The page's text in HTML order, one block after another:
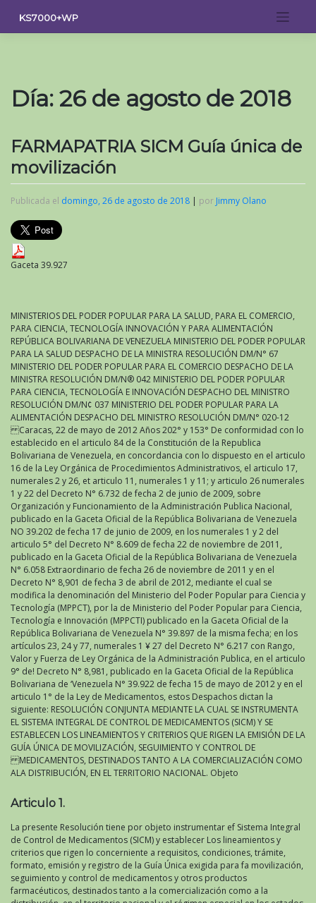
contenido
KS7000+WP
Día: 26 de agosto de 2018
FARMAPATRIA SICM Guía única de
movilización
Publicada el domingo, 26 de agosto de 2018 | por Jimmy Olano
Gaceta 39.927
MINISTERIOS DEL PODER POPULAR PARA LA SALUD, PARA EL COMERCIO,
PARA CIENCIA, TECNOLOGÍA INNOVACIÓN Y PARA ALIMENTACIÓN
REPÚBLICA BOLIVARIANA DE VENEZUELA MINISTERIO DEL PODER POPULAR
PARA LA SALUD DESPACHO DE LA MINISTRA RESOLUCIÓN DM/N° 67
MINISTERIO DEL PODER POPULAR PARA EL COMERCIO DESPACHO DE LA
MINISTRA RESOLUCIÓN DM/N® 042 MINISTERIO DEL PODER POPULAR
PARA CIENCIA, TECNOLOGÍA E INNOVACIÓN DESPACHO DEL MINISTRO
RESOLUCIÓN DM/N¢ 037 MINISTERIO DEL PODER POPULAR PARA LA
ALIMENTACIÓN DESPACHO DEL MINISTRO RESOLUCIÓN DM/N° 020-12
Caracas, 22 de mayo de 2012 Años 202° y 153° De conformidad con lo
establecido en el articulo 84 de la Constitución de la Republica
Bolivariana de Venezuela, en concordancia con lo dispuesto en el articulo
16 de la Ley Orgánica de Procedimientos Administrativos, el articulo 17,
numerales 2 y 26, et articulo 11, numerales 1 y 11; y articulo 26 numerales
1 y 22 del Decreto N° 6.732 de fecha 2 de junio de 2009, sobre
Organización y Funcionamiento de la Administración Publica Nacional,
publicado en la Gaceta Oficial de la República Bolivariana de Venezuela
NO 39.202 de fecha 17 de junio de 2009, en los numerales 1 y 2 del
articulo 5° del Decreto N° 8.609 de fecha 22 de noviembre de 2011,
publicado en la Gaceta Oficial de la República Bolivariana de Venezuela
N° 6.058 Extraordinario de fecha 26 de noviembre de 2011 y en el
Decreto N° 8,901 de fecha 3 de abril de 2012, mediante el cual se
modifica la denominación del Ministerio del Poder Popular para Ciencia y
Tecnología (MPPCT), por la de Ministerio del Poder Popular para Ciencia,
Tecnología e Innovación (MPPCTI) publicado en la Gaceta Oficial de la
República Bolivariana de Venezuela N° 39.897 de la misma fecha; en los
artículos 23, 24 y 77, numerales 1 ¥ 27 del Decreto N° 6.217 con Rango,
Valor y Fuerza de Ley Orgánica de la Administración Publica, en el articulo
9° de! Decreto N° 8,981, publicado en la Gaceta Oficial de la República
Bolivariana de ‘Venezuela N° 39.922 de fecha 15 de mayo de 2012 y en el
articulo 1° de la Ley de Medicamentos, estos Despachos dictan la
siguiente: RESOLUCIÓN CONJUNTA MEDIANTE LA CUAL SE INSTRUMENTA
EL SISTEMA INTEGRAL DE CONTROL DE MEDICAMENTOS (SICM) Y SE
ESTABLECEN LOS LINEAMIENTOS Y CRITERIOS QUE RIGEN LA EMISIÓN DE LA
GUÍA ÚNICA DE MOVILIZACIÓN, SEGUIMIENTO Y CONTROL DE
MEDICAMENTOS, DESTINADOS TANTO A LA COMERCIALIZACIÓN COMO
ALA DISTRIBUCIÓN, EN EL TERRITORIO NACIONAL. Objeto
Articulo 1.
La presente Resolución tiene por objeto instrumentar ef Sistema Integral
de Control de Medicamentos (SICM) y establecer Los lineamientos y
criterios que rigen lo concerniente a requisitos, condiciones, trámite,
formato, emisión y registro de la Guía Única exigida para fa movilización,
seguimiento y control de medicamentos y otros productos
farmacéuticos, destinados tanto a la comercialización como a la